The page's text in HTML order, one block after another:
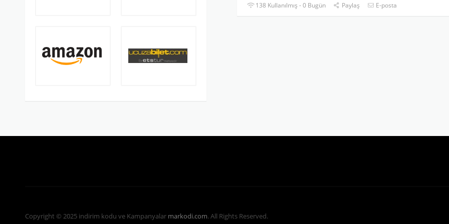
138 Kullanılmış - 0 Bugün Paylaş E-posta
Copyright © 2025 indirim kodu ve Kampanyalar markodi.com. All Rights Reserved.